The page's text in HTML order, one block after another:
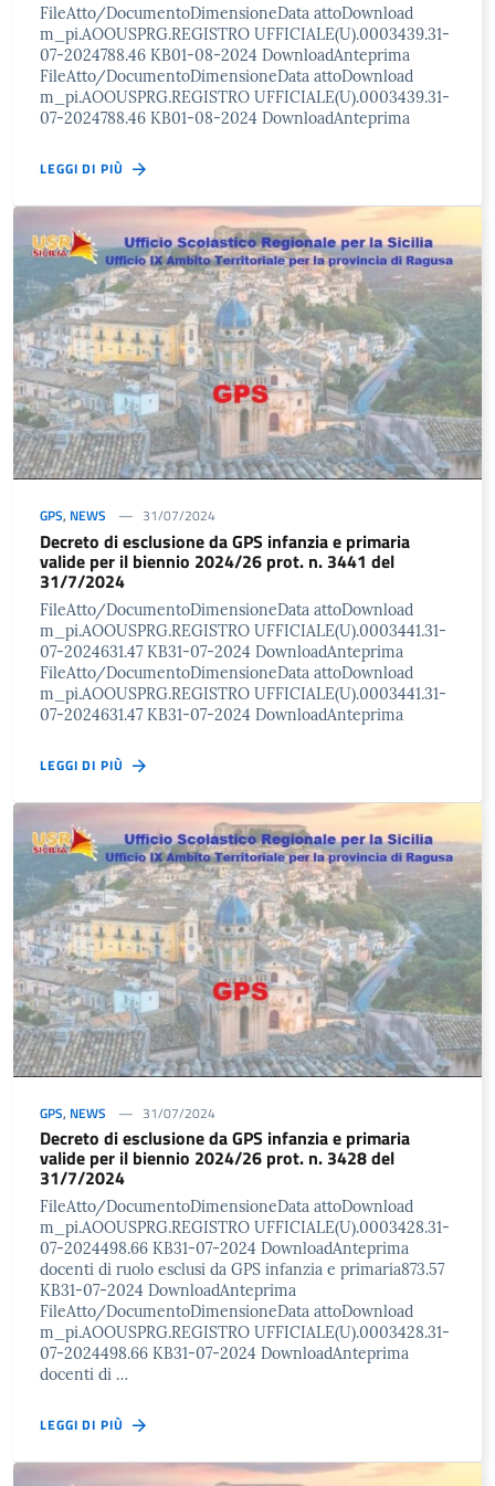
FileAtto/DocumentoDimensioneData attoDownload
m_pi.AOOUSPRG.REGISTRO UFFICIALE(U).0003439.31-
07-2024788.46 KB01-08-2024 DownloadAnteprima
FileAtto/DocumentoDimensioneData attoDownload
m_pi.AOOUSPRG.REGISTRO UFFICIALE(U).0003439.31-
07-2024788.46 KB01-08-2024 DownloadAnteprima
LEGGI DI PIÙ
GPS, NEWS 31/07/2024
Decreto di esclusione da GPS infanzia e primaria
valide per il biennio 2024/26 prot. n. 3441 del
31/7/2024
FileAtto/DocumentoDimensioneData attoDownload
m_pi.AOOUSPRG.REGISTRO UFFICIALE(U).0003441.31-
07-2024631.47 KB31-07-2024 DownloadAnteprima
FileAtto/DocumentoDimensioneData attoDownload
m_pi.AOOUSPRG.REGISTRO UFFICIALE(U).0003441.31-
07-2024631.47 KB31-07-2024 DownloadAnteprima
LEGGI DI PIÙ
GPS, NEWS 31/07/2024
Decreto di esclusione da GPS infanzia e primaria
valide per il biennio 2024/26 prot. n. 3428 del
31/7/2024
FileAtto/DocumentoDimensioneData attoDownload
m_pi.AOOUSPRG.REGISTRO UFFICIALE(U).0003428.31-
07-2024498.66 KB31-07-2024 DownloadAnteprima
docenti di ruolo esclusi da GPS infanzia e primaria873.57
KB31-07-2024 DownloadAnteprima
FileAtto/DocumentoDimensioneData attoDownload
m_pi.AOOUSPRG.REGISTRO UFFICIALE(U).0003428.31-
07-2024498.66 KB31-07-2024 DownloadAnteprima
docenti di …
LEGGI DI PIÙ